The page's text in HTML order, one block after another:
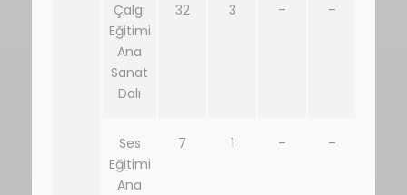
Çalgı
Eğitimi
Ana
Sanat
Dalı
32 3 – –
Ses
Eğitimi
Ana
7 1 – –